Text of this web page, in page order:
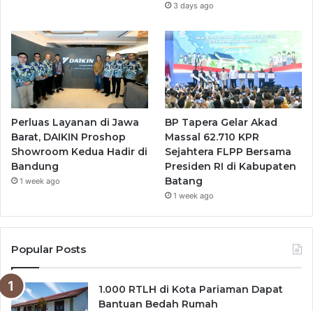
3 days ago
Perluas Layanan di Jawa
Barat, DAIKIN Proshop
Showroom Kedua Hadir di
Bandung
1 week ago
BP Tapera Gelar Akad
Massal 62.710 KPR
Sejahtera FLPP Bersama
Presiden RI di Kabupaten
Batang
1 week ago
Popular Posts
1.000 RTLH di Kota Pariaman Dapat
Bantuan Bedah Rumah